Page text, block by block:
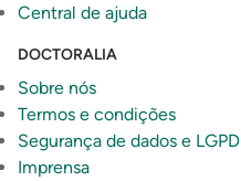
Central de ajuda
DOCTORALIA
Sobre nós
Termos e condições
Segurança de dados e LGPD
Imprensa